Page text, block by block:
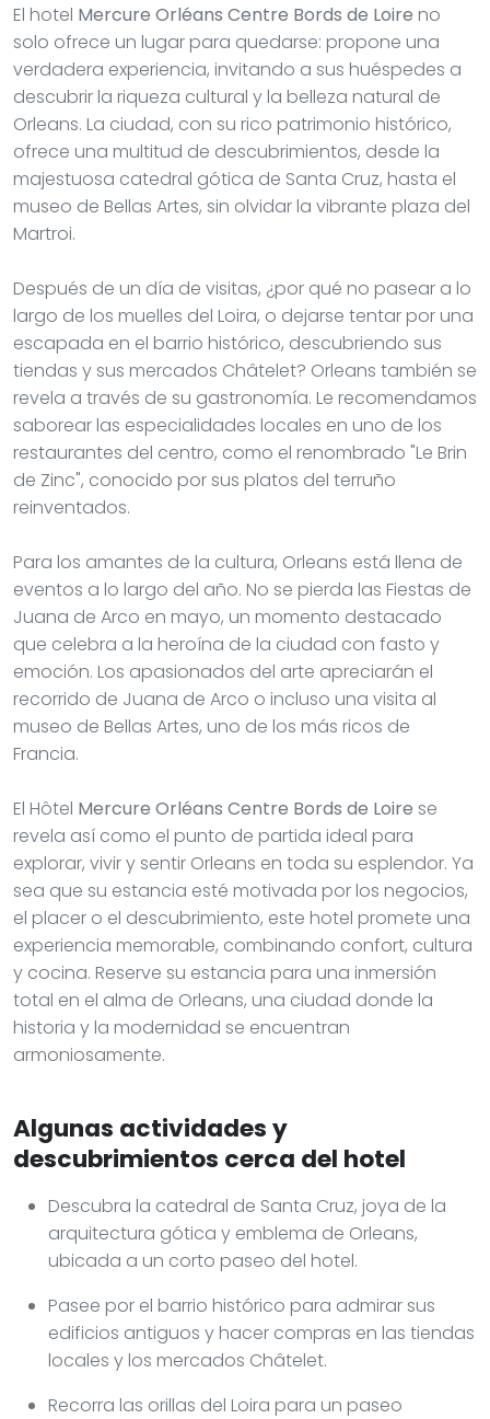
El hotel Mercure Orléans Centre Bords de Loire no
solo ofrece un lugar para quedarse: propone una
verdadera experiencia, invitando a sus huéspedes a
descubrir la riqueza cultural y la belleza natural de
Orleans. La ciudad, con su rico patrimonio histórico,
ofrece una multitud de descubrimientos, desde la
majestuosa catedral gótica de Santa Cruz, hasta el
museo de Bellas Artes, sin olvidar la vibrante plaza del
Martroi.
Después de un día de visitas, ¿por qué no pasear a lo
largo de los muelles del Loira, o dejarse tentar por una
escapada en el barrio histórico, descubriendo sus
tiendas y sus mercados Châtelet? Orleans también se
revela a través de su gastronomía. Le recomendamos
saborear las especialidades locales en uno de los
restaurantes del centro, como el renombrado "Le Brin
de Zinc", conocido por sus platos del terruño
reinventados.
Para los amantes de la cultura, Orleans está llena de
eventos a lo largo del año. No se pierda las Fiestas de
Juana de Arco en mayo, un momento destacado
que celebra a la heroína de la ciudad con fasto y
emoción. Los apasionados del arte apreciarán el
recorrido de Juana de Arco o incluso una visita al
museo de Bellas Artes, uno de los más ricos de
Francia.
El Hôtel Mercure Orléans Centre Bords de Loire se
revela así como el punto de partida ideal para
explorar, vivir y sentir Orleans en toda su esplendor. Ya
sea que su estancia esté motivada por los negocios,
el placer o el descubrimiento, este hotel promete una
experiencia memorable, combinando confort, cultura
y cocina. Reserve su estancia para una inmersión
total en el alma de Orleans, una ciudad donde la
historia y la modernidad se encuentran
armoniosamente.
Algunas actividades y
descubrimientos cerca del hotel
Descubra la catedral de Santa Cruz, joya de la
arquitectura gótica y emblema de Orleans,
ubicada a un corto paseo del hotel.
Pasee por el barrio histórico para admirar sus
edificios antiguos y hacer compras en las tiendas
locales y los mercados Châtelet.
Recorra las orillas del Loira para un paseo